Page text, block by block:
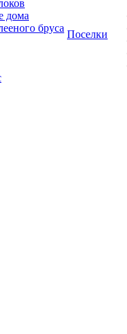
дома
бруса
Поселки